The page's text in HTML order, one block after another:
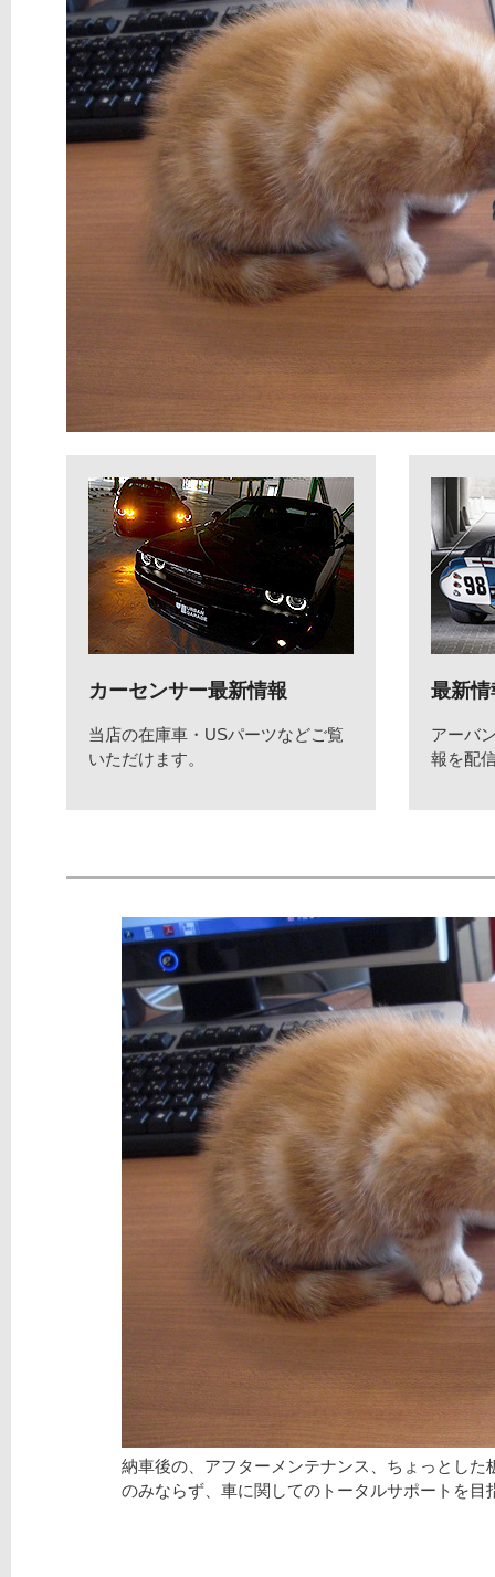
カーセンサー最新情報
当店の在庫車・USパーツなどご覧
いただけます。
最新情
アーバ
報を配
納車後の、アフターメンテナンス、ちょっとした
のみならず、車に関してのトータルサポートを目